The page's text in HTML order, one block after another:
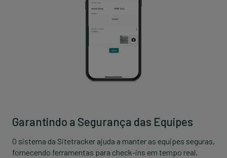
Garantindo a Segurança das Equipes
O sistema da Sitetracker ajuda a manter as equipes seguras,
fornecendo ferramentas para check-ins em tempo real,